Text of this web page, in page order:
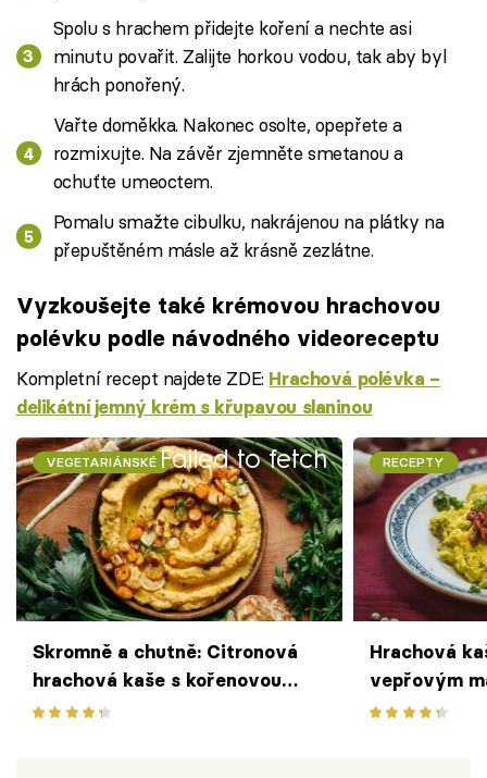
Spolu s hrachem přidejte koření a nechte asi
minutu povařit. Zalijte horkou vodou, tak aby byl
hrách ponořený.
Vařte doměkka. Nakonec osolte, opepřete a
rozmixujte. Na závěr zjemněte smetanou a
ochuťte umeoctem.
Pomalu smažte cibulku, nakrájenou na plátky na
přepuštěném másle až krásně zezlátne.
Vyzkoušejte také krémovou hrachovou
polévku podle návodného videoreceptu
Kompletní recept najdete ZDE: Hrachová polévka –
delikátní jemný krém s křupavou slaninou
Failed to fetch
VEGETARIÁNSKÉ
Skromně a chutně: Citronová
hrachová kaše s kořenovou
zeleninou
RECEPTY
Hrachová
vepřovým